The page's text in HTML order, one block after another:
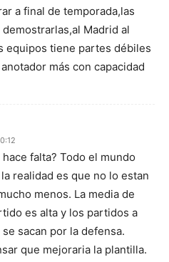
a final de temporada,las
Madrid al
equipos tiene partes débiles
más con capacidad
falta? Todo el mundo
realidad es que no lo estan
menos. La media de
es alta y los partidos a
sacan por la defensa.
que mejoraria la plantilla.